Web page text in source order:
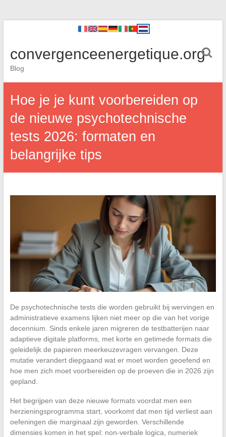
convergenceenergetique.org
Blog
Hoe je je kunt voorbereiden op
de nieuwe psychotechnische
tests 2026: formaten en
belangrijke tips
De psychotechnische tests die worden gebruikt bij wervingen en
administratieve examens lijken niet meer op die van het vorige
decennium. Sinds enkele jaren migreren de testbatterijen naar
adaptieve digitale platforms, met korte en getimede formats die
geleidelijk de papieren meerkeuzevragen vervangen. Deze
mutatie verandert diepgaand wat er moet worden geoefend en
hoe men zich moet voorbereiden op de proeven die in 2026 zijn
gepland.
Het begrijpen van deze nieuwe formats voordat men een
herzieningsprogramma start, voorkomt dat men tijd verliest aan
oefeningen die marginaal zijn geworden. Verschillende
dimensies komen in het spel: non-verbale logica, numeriek